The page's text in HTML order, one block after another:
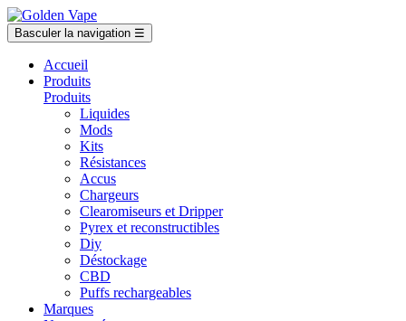
Basculer la navigation ☰
Accueil
Produits
Produits
Liquides
Mods
Kits
Résistances
Accus
Chargeurs
Clearomiseurs et Dripper
Pyrex et reconstructibles
Diy
Déstockage
CBD
Puffs rechargeables
Marques